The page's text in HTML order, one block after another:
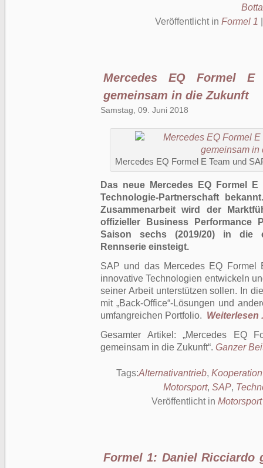
Veröffentlicht in Formel 1
Mercedes EQ Formel
gemeinsam in die Zukunft
Samstag, 09. Juni 2018
Mercedes EQ Formel E Team und
Das neue Mercedes EQ Formel
Technologie-Partnerschaft
Zusammenarbeit wird der
offizieller Business Performance
Saison sechs (2019/20) in die
Rennserie einsteigt.
SAP und das Mercedes EQ Formel
innovative Technologien entwickeln
seiner Arbeit unterstützen sollen. In
mit „Back-Office“-Lösungen und
umfangreichen Portfolio. Weiterlesen
Gesamter Artikel: Mercedes EQ
gemeinsam in die Zukunft . Ganzer
Tags:Alternativantrieb, Kooperation
Motorsport, SAP,
Veröffentlicht in Motorsport
Formel 1: Daniel Ricciardo